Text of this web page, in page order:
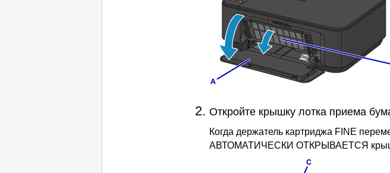
Откройте крышку лотка приема
Когда держатель картриджа FINE
АВТОМАТИЧЕСКИ ОТКРЫВАЕТСЯ